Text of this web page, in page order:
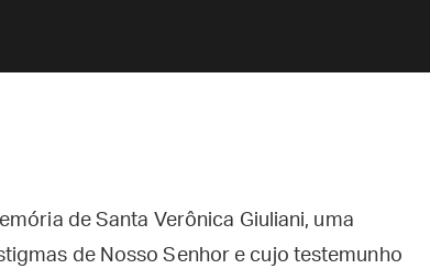
de Santa Verônica Giuliani, uma
de Nosso Senhor e cujo testemunho